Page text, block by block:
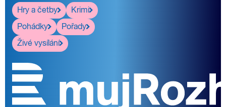
Hry a četby
Krimi
Pohádky
Pořady
Živé vysílání